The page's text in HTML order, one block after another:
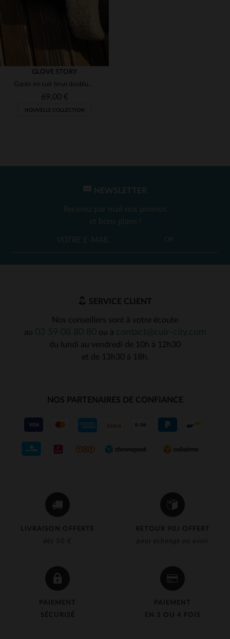
TAILLES DISPONIBLES
GLOVE STORY
Gants en cuir brun doublure polaire et élastique en laine
69,00 €
NOUVELLE COLLECTION
LIVRAISON OFFERTE
dès 50 €
RETOUR 90J OFFERT
pour échange ou avoir
PAIEMENT
SÉCURISÉ
PAIEMENT
EN 3 OU 4 FOIS
NEWSLETTER
Recevez par mail nos promos
et bons plans !
OK
SERVICE CLIENT
Nos conseillers sont à votre écoute
au
ou à
du lundi au vendredi de 10h à 12h30
et de 13h30 à 18h.
NOS PARTENAIRES DE CONFIANCE